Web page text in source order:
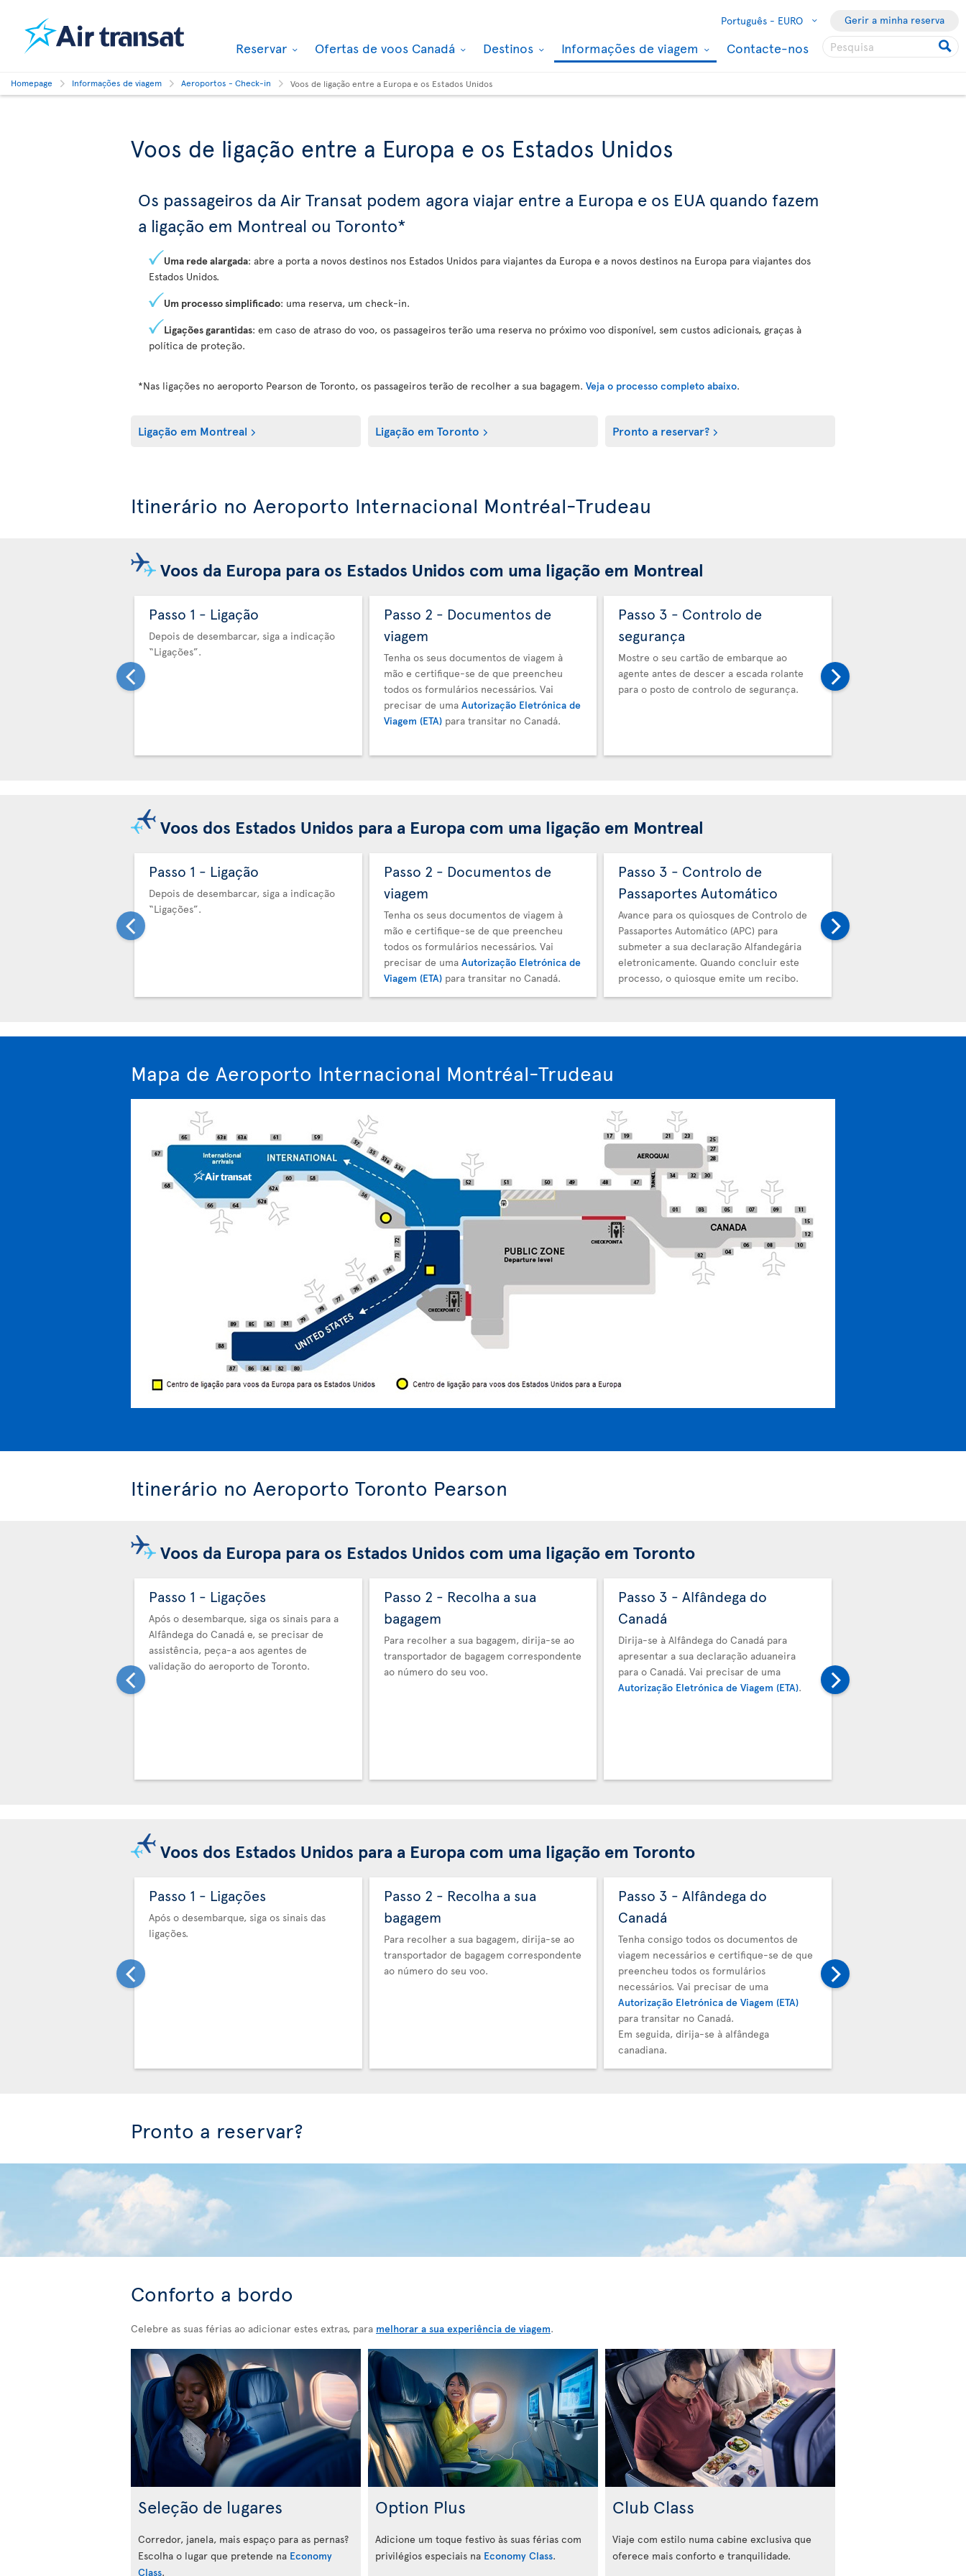
Português - EURO Gerir a minha reserva
Reservar Ofertas de voos Canadá Destinos Informações de viagem Contacte-nos
Homepage Informações de viagem Aeroportos - Check-in Voos de ligação entre a Europa e os Estados Unidos
Voos de ligação entre a Europa e os Estados Unidos
Os passageiros da Air Transat podem agora viajar entre a Europa e os EUA quando fazem
a ligação em Montreal ou Toronto*
Uma rede alargada: abre a porta a novos destinos nos Estados Unidos para viajantes da Europa e a novos destinos na Europa para viajantes dos
Estados Unidos.
Um processo simplificado: uma reserva, um check-in.
Ligações garantidas: em caso de atraso do voo, os passageiros terão uma reserva no próximo voo disponível, sem custos adicionais, graças à
política de proteção.
*Nas ligações no aeroporto Pearson de Toronto, os passageiros terão de recolher a sua bagagem. Veja o processo completo abaixo.
Ligação em Montreal Ligação em Toronto Pronto a reservar?
Itinerário no Aeroporto Internacional Montréal-Trudeau
Voos da Europa para os Estados Unidos com uma ligação em Montreal
Passo 1 - Ligação
Depois de desembarcar, siga a indicação
“Ligações”.
Passo 2 - Documentos de
viagem
Tenha os seus documentos de viagem à
mão e certifique-se de que preencheu
todos os formulários necessários. Vai
precisar de uma Autorização Eletrónica de
Viagem (ETA) para transitar no Canadá.
Passo 3 - Controlo de
segurança
Mostre o seu cartão de embarque ao
agente antes de descer a escada rolante
para o posto de controlo de segurança.
Voos dos Estados Unidos para a Europa com uma ligação em Montreal
Passo 1 - Ligação
Depois de desembarcar, siga a indicação
“Ligações”.
Passo 2 - Documentos de
viagem
Tenha os seus documentos de viagem à
mão e certifique-se de que preencheu
todos os formulários necessários. Vai
precisar de uma Autorização Eletrónica de
Viagem (ETA) para transitar no Canadá.
Passo 3 - Controlo de
Passaportes Automático
Avance para os quiosques de Controlo de
Passaportes Automático (APC) para
submeter a sua declaração Alfandegária
eletronicamente. Quando concluir este
processo, o quiosque emite um recibo.
Mapa de Aeroporto Internacional Montréal-Trudeau
Itinerário no Aeroporto Toronto Pearson
Voos da Europa para os Estados Unidos com uma ligação em Toronto
Passo 1 - Ligações
Após o desembarque, siga os sinais para a
Alfândega do Canadá e, se precisar de
assistência, peça-a aos agentes de
validação do aeroporto de Toronto.
Passo 2 - Recolha a sua
bagagem
Para recolher a sua bagagem, dirija-se ao
transportador de bagagem correspondente
ao número do seu voo.
Passo 3 - Alfândega do
Canadá
Dirija-se à Alfândega do Canadá para
apresentar a sua declaração aduaneira
para o Canadá. Vai precisar de uma
Autorização Eletrónica de Viagem (ETA).
Voos dos Estados Unidos para a Europa com uma ligação em Toronto
Passo 1 - Ligações
Após o desembarque, siga os sinais das
ligações.
Passo 2 - Recolha a sua
bagagem
Para recolher a sua bagagem, dirija-se ao
transportador de bagagem correspondente
ao número do seu voo.
Passo 3 - Alfândega do
Canadá
Tenha consigo todos os documentos de
viagem necessários e certifique-se de que
preencheu todos os formulários
necessários. Vai precisar de uma
Autorização Eletrónica de Viagem (ETA)
para transitar no Canadá.
Em seguida, dirija-se à alfândega
canadiana.
Pronto a reservar?
Conforto a bordo
Celebre as suas férias ao adicionar estes extras, para melhorar a sua experiência de viagem.
Seleção de lugares
Corredor, janela, mais espaço para as pernas?
Escolha o lugar que pretende na Economy
Class.
Option Plus
Adicione um toque festivo às suas férias com
privilégios especiais na Economy Class.
Club Class
Viaje com estilo numa cabine exclusiva que
oferece mais conforto e tranquilidade.